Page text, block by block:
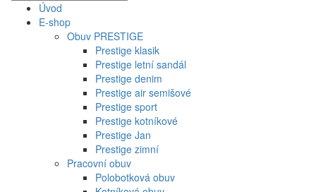
Úvod
E-shop
Obuv PRESTIGE
Prestige klasik
Prestige letní sandál
Prestige denim
Prestige air semišové
Prestige sport
Prestige kotníkové
Prestige Jan
Prestige zimní
Pracovní obuv
Polobotková obuv